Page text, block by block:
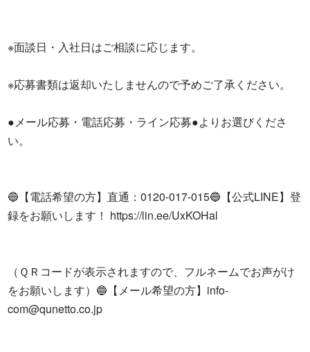
※面談日・入社日はご相談に応じます。
※応募書類は返却いたしませんので予めご了承ください。
●メール応募・電話応募・ライン応募●よりお選びくださ
い。
🔵【電話希望の方】直通：0120-017-015🔵【公式LINE】登
録をお願いします！ https://lin.ee/UxKOHal
（ＱＲコードが表示されますので、フルネームでお声がけ
をお願いします）🔵【メール希望の方】 info-
com@qunetto.co.jp